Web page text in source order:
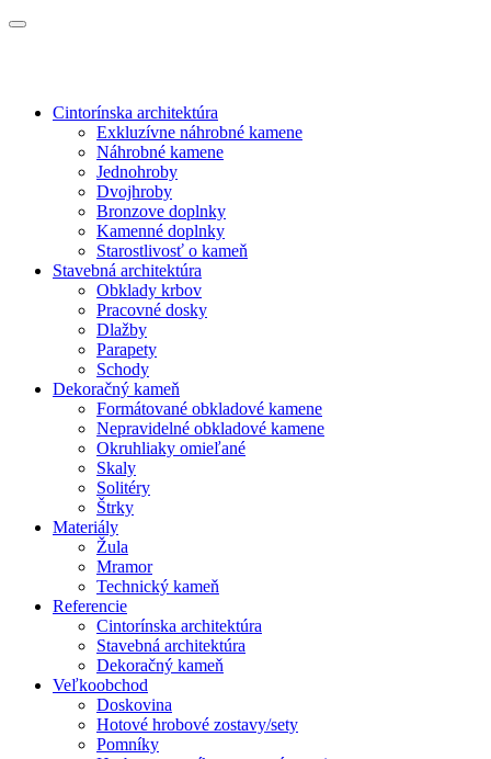
Cintorínska architektúra
Exkluzívne náhrobné kamene
Náhrobné kamene
Jednohroby
Dvojhroby
Bronzove doplnky
Kamenné doplnky
Starostlivosť o kameň
Stavebná architektúra
Obklady krbov
Pracovné dosky
Dlažby
Parapety
Schody
Dekoračný kameň
Formátované obkladové kamene
Nepravidelné obkladové kamene
Okruhliaky omieľané
Skaly
Solitéry
Štrky
Materiály
Žula
Mramor
Technický kameň
Referencie
Cintorínska architektúra
Stavebná architektúra
Dekoračný kameň
Veľkoobchod
Doskovina
Hotové hrobové zostavy/sety
Pomníky